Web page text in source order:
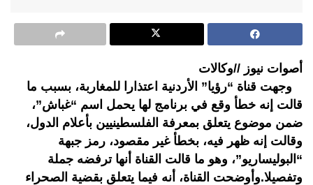
أصوات نيوز //وكالات
وجهت قناة “رؤيا” الأردنية اعتذارا للمغاربة، بسبب ما
قالت إنه خطأ وقع في برنامج لها يحمل اسم “غباش”،
ضمن موضوع يتعلق بمعرفة الفلسطينيين بأعلام الدول،
وقالت إنه ظهر فيه، بخطأ غير مقصود، رمز جبهة
“البوليساريو”، وهو ما قالت القناة أنها ترفضه جملة
وتفصيلا.وأوضحت القناة، أنه فيما يتعلق بقضية الصحراء